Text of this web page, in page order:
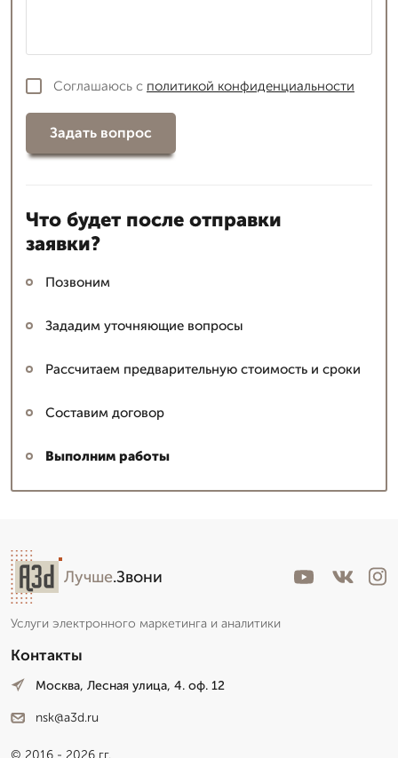
Соглашаюсь с политикой конфиденциальности
Задать вопрос
Что будет после отправки
заявки?
Позвоним
Зададим уточняющие вопросы
Рассчитаем предварительную стоимость и сроки
Составим договор
Выполним работы
Лучше.Звони
Услуги электронного маркетинга и аналитики
Контакты
Москва, Лесная улица, 4. оф. 12
nsk@a3d.ru